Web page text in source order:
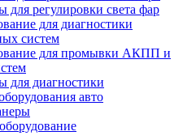
для регулировки света фар
для диагностики
систем
для промывки АКПП и
для диагностики
авто